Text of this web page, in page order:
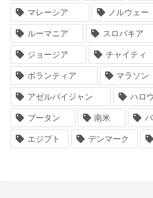
マレーシア ノルウェー
ルーマニア スロバキア
ジョージア チャイティ
ボランティア マラソン
アゼルバイジャン ハロ
ブータン 南米
エジプト デンマーク